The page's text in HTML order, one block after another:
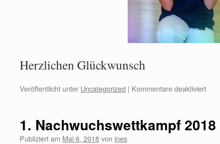
Herzlichen Glückwunsch
Veröffentlicht unter Uncategorized | Kommentare deaktiviert
1. Nachwuchswettkampf 2018
Publiziert am Mai 6, 2018von ines